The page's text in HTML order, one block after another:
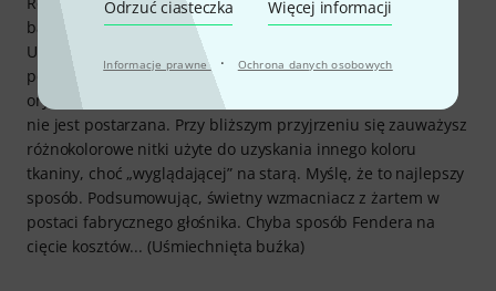
Odrzuć ciasteczka Więcej informacji
Informacje prawne · Ochrona danych osobowych
bardziej wytrzymały, a tylne drzwi są mniej delikatne.
Układy elektroniczne są bez zarzutu, a moim zdaniem
postarzana maskownica wygląda o wiele lepiej niż
oryginalna maskownica Fendera. W rzeczywistości jednak
nie jest postarzana. Przy bliższym przyjrzeniu się zauważysz
różnokolorowe nitki użyte do uzyskania innego koloru
tkaniny, choć „wyglądającej” na starą. Myślę, że to najlepszy
sposób. Podsumowując, świetny wzmacniacz z żartem w
postaci fabrycznego głośnika. Chyba sposób Fendera na
cięcie kosztów... (Uśmiechnięta buźka)